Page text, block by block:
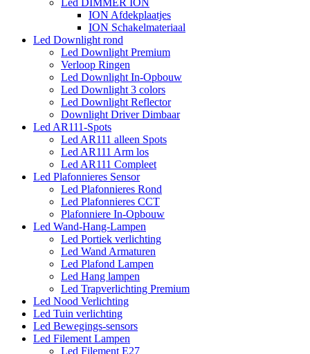
Led DIMMER ION
ION Afdekplaatjes
ION Schakelmateriaal
Led Downlight rond
Led Downlight Premium
Verloop Ringen
Led Downlight In-Opbouw
Led Downlight 3 colors
Led Downlight Reflector
Downlight Driver Dimbaar
Led AR111-Spots
Led AR111 alleen Spots
Led AR111 Arm los
Led AR111 Compleet
Led Plafonnieres Sensor
Led Plafonnieres Rond
Led Plafonnieres CCT
Plafonniere In-Opbouw
Led Wand-Hang-Lampen
Led Portiek verlichting
Led Wand Armaturen
Led Plafond Lampen
Led Hang lampen
Led Trapverlichting Premium
Led Nood Verlichting
Led Tuin verlichting
Led Bewegings-sensors
Led Filement Lampen
Led Filement E27